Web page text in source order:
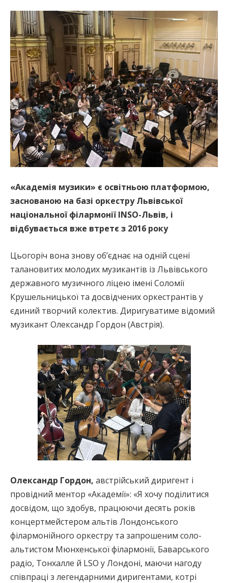
«Академія музики» є освітньою платформою,
заснованою на базі оркестру Львівської
національної філармонії INSO-Львів, і
відбувається вже втретє з 2016 року
Цьогоріч вона знову об’єднає на одній сцені
талановитих молодих музикантів із Львівського
державного музичного ліцею імені Соломії
Крушельницької та досвідчених оркестрантів у
єдиний творчий колектив. Диригуватиме відомий
музикант Олександр Гордон (Австрія).
Олександр Гордон, австрійський диригент і
провідний ментор «Академії»: «Я хочу поділитися
досвідом, що здобув, працюючи десять років
концертмейстером альтів Лондонського
філармонійного оркестру та запрошеним соло-
альтистом Мюнхенської філармонії, Баварського
радіо, Тонхалле й LSO у Лондоні, маючи нагоду
співпраці з легендарними диригентами, котрі